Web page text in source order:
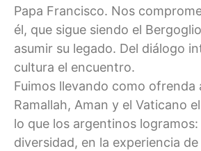
Papa Francisco. Nos
él, que sigue siendo el
asumir su legado. Del diálogo
cultura el encuentro.
Fuimos llevando como ofrenda
Ramallah, Aman y el Vaticano
lo que los argentinos logramos:
diversidad, en la experiencia